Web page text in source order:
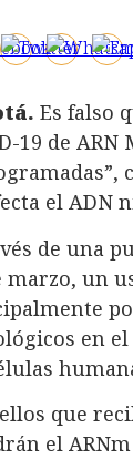
Es falso
19 de
el ADN
de una
marzo, un
en
que
el